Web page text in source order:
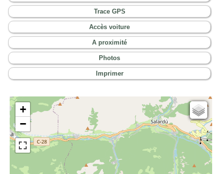
Trace GPS
Accès voiture
A proximité
Photos
Imprimer
+
−
Cartes IGN
Open Topo Map
Open Street Map
ESRI Word Imagery
Photographies aériennes